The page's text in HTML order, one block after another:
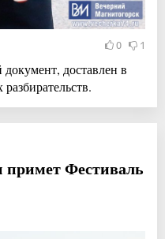
0 1
доставлен в
примет Фестиваль